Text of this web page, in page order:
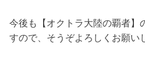
今後も【オクトラ大陸の覇者】
すので、そうぞよろしくお願い